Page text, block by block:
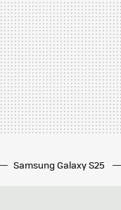
Samsung Galaxy S25